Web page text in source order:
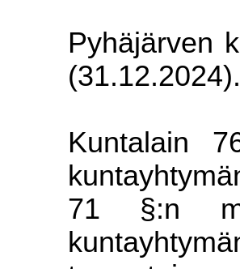
Pyhäjärven
(31.12.2024).
Kuntalain
71 §:n